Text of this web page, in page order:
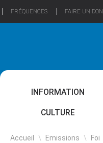
FRÉQUENCES FAIRE UN DON
INFORMATION
CULTURE
Accueil \ Emissions \ Foi